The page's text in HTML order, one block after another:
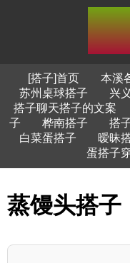
[搭子]首页 本溪
苏州桌球搭子
兴
搭子聊天搭子的文案
子
桦南搭子 搭
白菜蛋搭子
暧昧
蛋搭子
蒸馒头搭子